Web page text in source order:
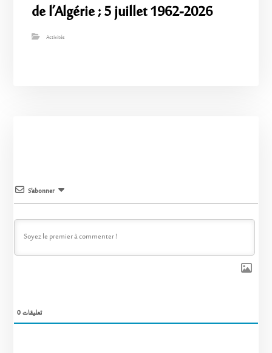
de l’Algérie ; 5 juillet 1962-2026
Activités
S’abonner
0تعليقات